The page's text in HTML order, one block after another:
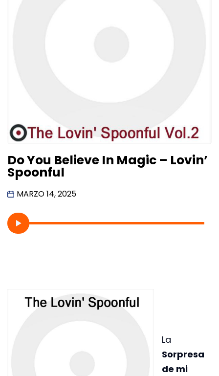
Do You Believe In Magic – Lovin’
Spoonful
MARZO 14, 2025
La
Sorpresa
de mi